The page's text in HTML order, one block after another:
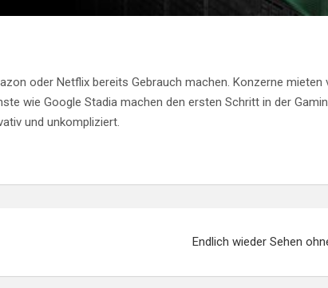
oder Netflix bereits Gebrauch machen. Konzerne mieten
wie Google Stadia machen den ersten Schritt in der
und unkompliziert.
Endlich wieder Sehen